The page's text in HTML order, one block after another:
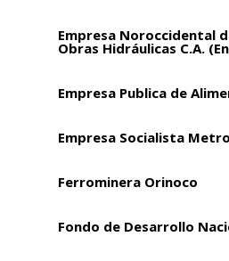
Empresa Noroccidental
Obras Hidráulicas C.A.
Empresa Publica de
Empresa Socialista
Ferrominera Orinoco
Fondo de Desarrollo